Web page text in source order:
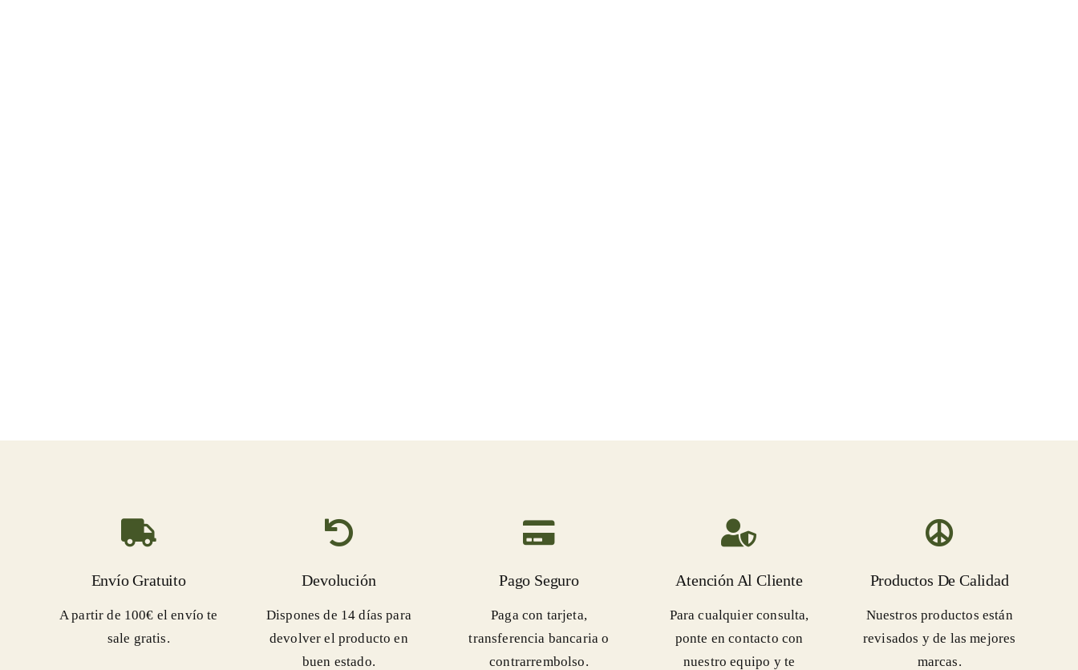
Envío Gratuito
A partir de 100€ el envío te
sale gratis.
Devolución
Dispones de 14 días para
devolver el producto en
buen estado.
Pago Seguro
Paga con tarjeta,
transferencia bancaria o
contrarrembolso.
Atención Al Cliente
Para cualquier consulta,
ponte en contacto con
nuestro equipo y te
Productos De Calidad
Nuestros productos están
revisados y de las mejores
marcas.